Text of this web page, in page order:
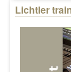
Lichtler